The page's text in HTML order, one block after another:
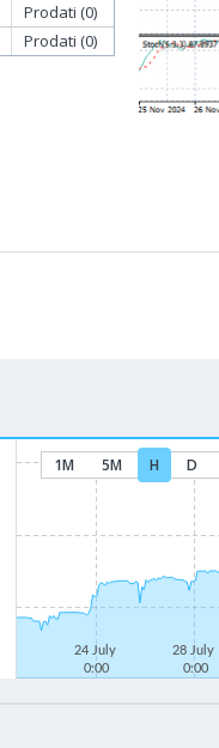
Prodati (0)
Prodati (0)
1M 5M H D
24 July
0:00
28 July
0:00